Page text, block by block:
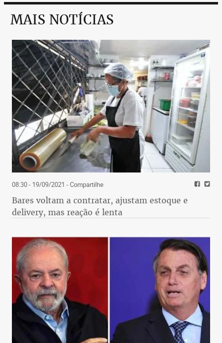
MAIS NOTÍCIAS
08:30 - 19/09/2021 - Compartilhe
Bares voltam a contratar, ajustam estoque e
delivery, mas reação é lenta